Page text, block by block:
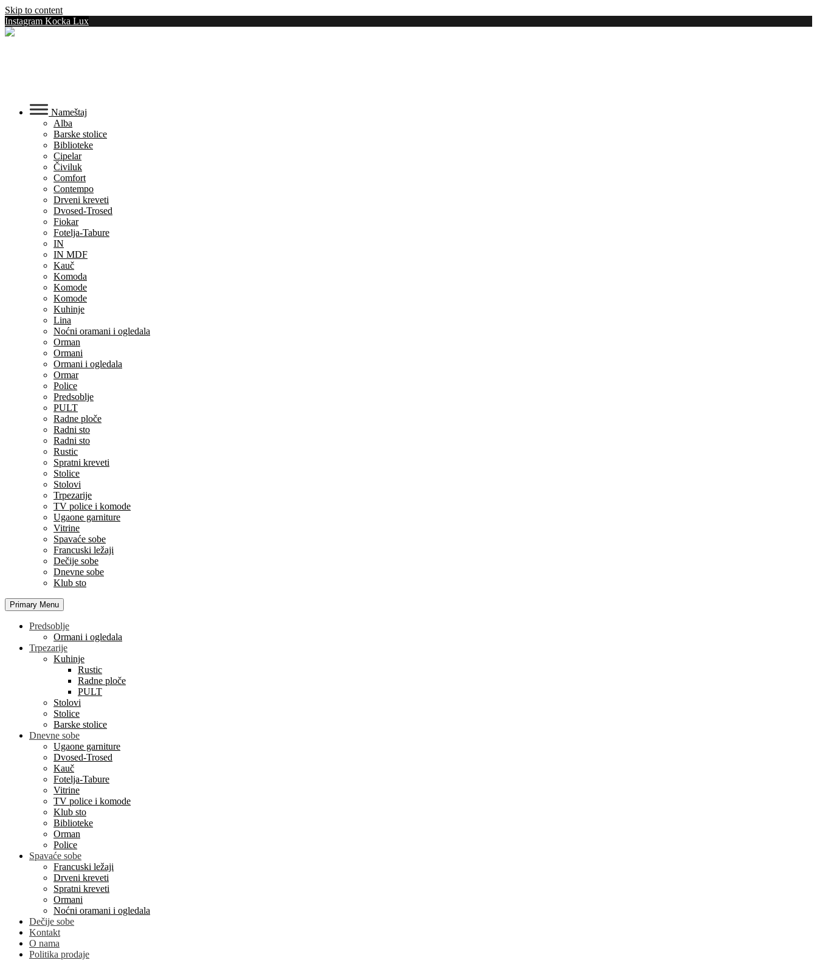
Skip to content
Instagram Kocka Lux
Nameštaj
Alba
Barske stolice
Biblioteke
Cipelar
Čiviluk
Comfort
Contempo
Drveni kreveti
Dvosed-Trosed
Fiokar
Fotelja-Tabure
IN
IN MDF
Kauč
Komoda
Komode
Komode
Kuhinje
Lina
Noćni oramani i ogledala
Orman
Ormani
Ormani i ogledala
Ormar
Police
Predsoblje
PULT
Radne ploče
Radni sto
Radni sto
Rustic
Spratni kreveti
Stolice
Stolovi
Trpezarije
TV police i komode
Ugaone garniture
Vitrine
Spavaće sobe
Francuski ležaji
Dečije sobe
Dnevne sobe
Klub sto
Primary Menu
Predsoblje
Ormani i ogledala
Trpezarije
Kuhinje
Rustic
Radne ploče
PULT
Stolovi
Stolice
Barske stolice
Dnevne sobe
Ugaone garniture
Dvosed-Trosed
Kauč
Fotelja-Tabure
Vitrine
TV police i komode
Klub sto
Biblioteke
Orman
Police
Spavaće sobe
Francuski ležaji
Drveni kreveti
Spratni kreveti
Ormani
Noćni oramani i ogledala
Dečije sobe
Kontakt
O nama
Politika prodaje